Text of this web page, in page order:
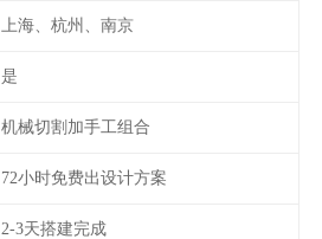
上海、杭州、南京
是
机械切割加手工组合
72小时免费出设计方案
2-3天搭建完成